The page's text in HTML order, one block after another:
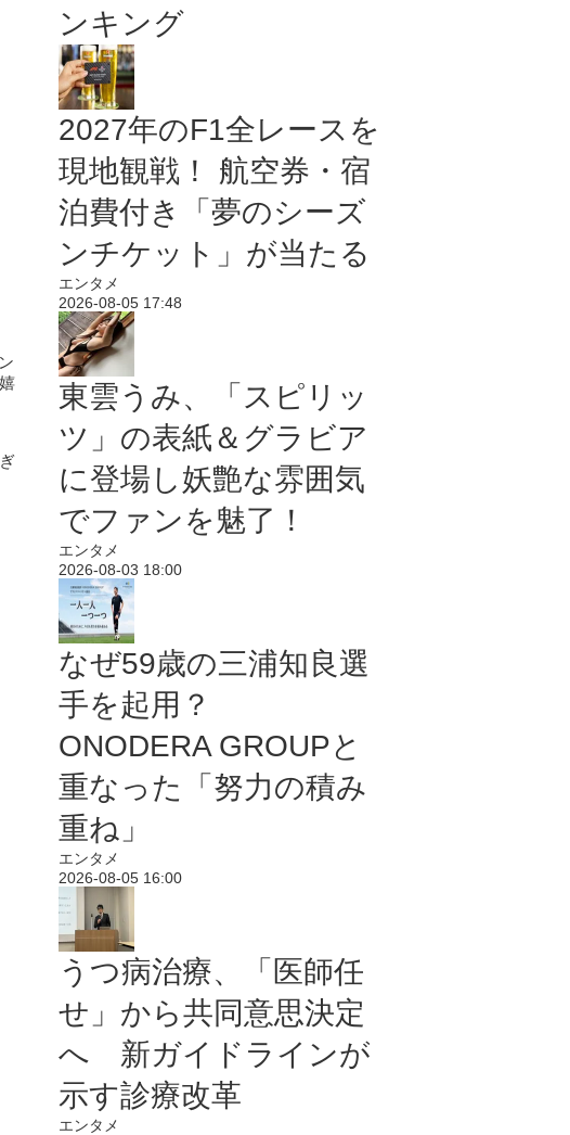
ンキング
2027年のF1全レースを
現地観戦！ 航空券・宿
泊費付き「夢のシーズ
ンチケット」が当たる
エンタメ
2026-08-05 17:48
東雲うみ、「スピリッ
ツ」の表紙＆グラビア
に登場し妖艶な雰囲気
でファンを魅了！
エンタメ
2026-08-03 18:00
なぜ59歳の三浦知良選
手を起用？
ONODERA GROUPと
重なった「努力の積み
重ね」
エンタメ
2026-08-05 16:00
うつ病治療、「医師任
せ」から共同意思決定
へ 新ガイドラインが
示す診療改革
エンタメ